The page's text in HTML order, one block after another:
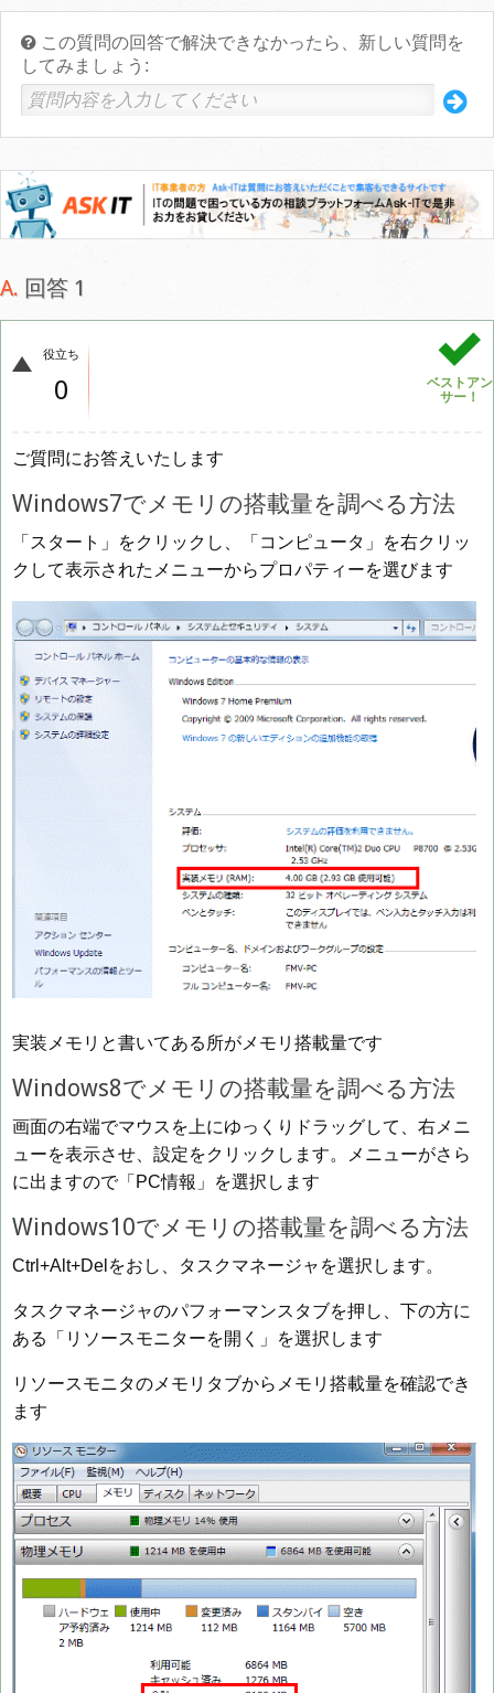
この質問の回答で解決できなかったら、新しい質問を
してみましょう:
回答 1
役立ち
0
ベストアン
サー！
ご質問にお答えいたします
Windows7でメモリの搭載量を調べる方法
「スタート」をクリックし、「コンピュータ」を右クリッ
クして表示されたメニューからプロパティーを選びます
実装メモリと書いてある所がメモリ搭載量です
Windows8でメモリの搭載量を調べる方法
画面の右端でマウスを上にゆっくりドラッグして、右メニ
ューを表示させ、設定をクリックします。メニューがさら
に出ますので「PC情報」を選択します
Windows10でメモリの搭載量を調べる方法
Ctrl+Alt+Delをおし、タスクマネージャを選択します。
タスクマネージャのパフォーマンスタブを押し、下の方に
ある「リソースモニターを開く」を選択します
リソースモニタのメモリタブからメモリ搭載量を確認でき
ます